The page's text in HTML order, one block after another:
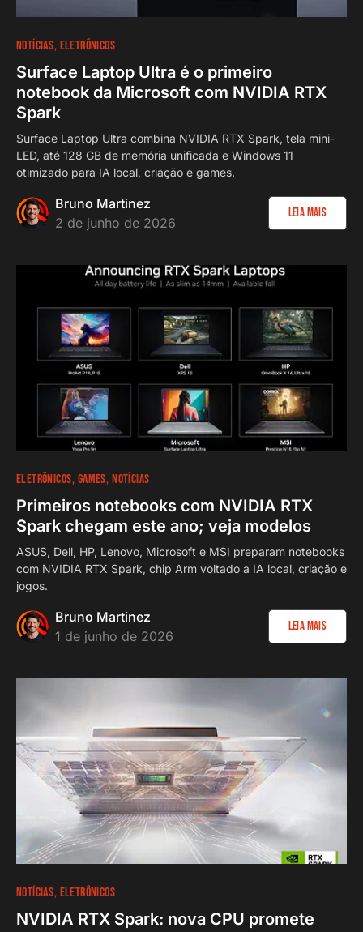
NOTÍCIAS ELETRÔNICOS
Surface Laptop Ultra é o primeiro
notebook da Microsoft com NVIDIA RTX
Spark
Surface Laptop Ultra combina NVIDIA RTX Spark, tela mini-
LED, até 128 GB de memória unificada e Windows 11
otimizado para IA local, criação e games.
Bruno Martinez
2 de junho de 2026
Leia Mais
ELETRÔNICOS GAMES NOTÍCIAS
Primeiros notebooks com NVIDIA RTX
Spark chegam este ano; veja modelos
ASUS, Dell, HP, Lenovo, Microsoft e MSI preparam notebooks
com NVIDIA RTX Spark, chip Arm voltado a IA local, criação e
jogos.
Bruno Martinez
1 de junho de 2026
Leia Mais
NOTÍCIAS ELETRÔNICOS
NVIDIA RTX Spark: nova CPU promete